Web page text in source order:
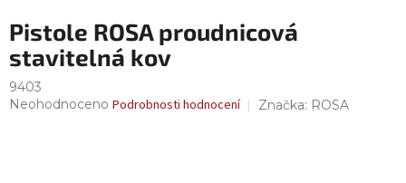
Pistole ROSA proudnicová
stavitelná kov
9403
Průměrné
Neohodnoceno Podrobnosti hodnocení Značka: ROSA